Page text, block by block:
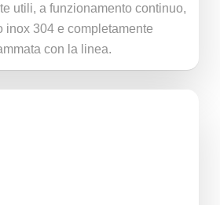
utili, a funzionamento continuo,
inox 304 e completamente
con la linea.